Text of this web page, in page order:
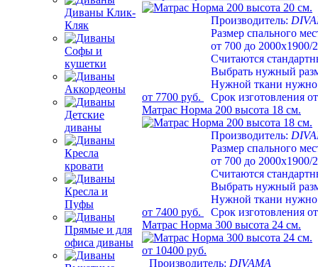
Диваны Клик-
Кляк
Софы и
кушетки
Аккордеоны
Детские
диваны
Кресла
кровати
Кресла и
Пуфы
Прямые и для
офиса диваны
от 7700 руб.
Производитель:
Размер спального
от 700 до 2000х1900/
Считаются
Выбрать нужный
Нужной ткани нужно
Срок изготовления
Матрас Норма 200 высота 18 см.
от 7400 руб.
Производитель:
Размер спального
от 700 до 2000х1900/
Считаются
Выбрать нужный
Нужной ткани нужно
Срок изготовления
Матрас Норма 300 высота 24 см.
от 10400 руб.
Производитель: DIVAMA